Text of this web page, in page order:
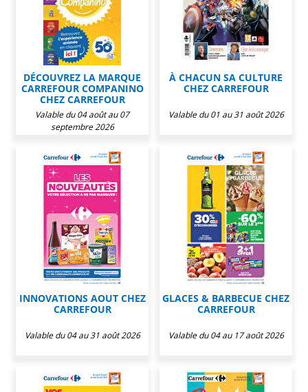
DÉCOUVREZ LA MARQUE
CARREFOUR COMPANINO
CHEZ CARREFOUR
Valable du 04 août au 07
septembre 2026
À CHACUN SA CULTURE
CHEZ CARREFOUR
Valable du 01 au 31 août 2026
INNOVATIONS AOUT CHEZ
CARREFOUR
Valable du 04 au 31 août 2026
GLACES & BARBECUE CHEZ
CARREFOUR
Valable du 04 au 17 août 2026